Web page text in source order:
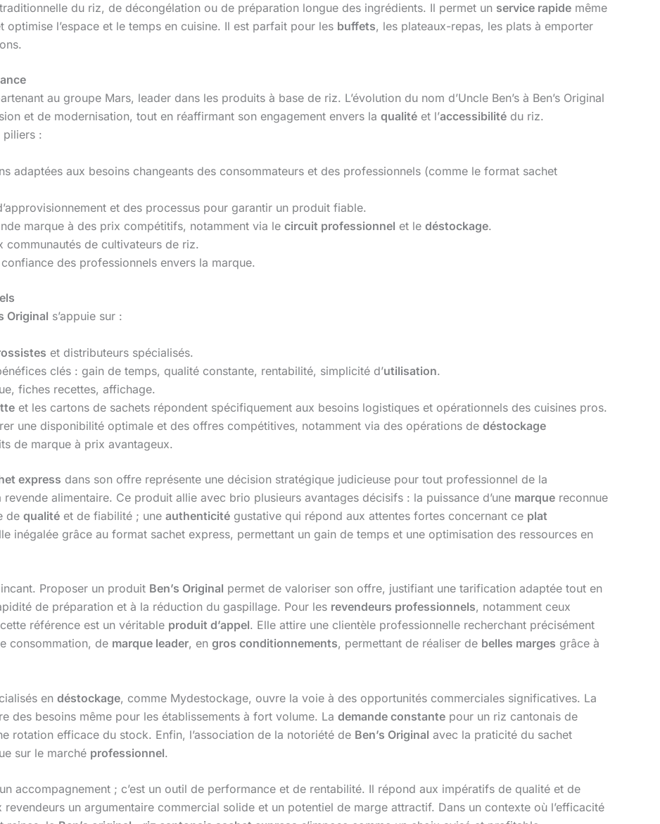
du riz, de décongélation ou de préparation longue des ingrédients. Il permet un service rapide même
l’espace et le temps en cuisine. Il est parfait pour les buffets, les plateaux-repas, les plats à emporter
au groupe Mars, leader dans les produits à base de riz. L’évolution du nom d’Uncle Ben’s à Ben’s Original
et de modernisation, tout en réaffirmant son engagement envers la qualité et l’accessibilité du riz.
piliers :
adaptées aux besoins changeants des consommateurs et des professionnels (comme le format sachet
et des processus pour garantir un produit fiable.
marque à des prix compétitifs, notamment via le circuit professionnel et le déstockage.
communautés de cultivateurs de riz.
des professionnels envers la marque.
Original s’appuie sur :
et distributeurs spécialisés.
clés : gain de temps, qualité constante, rentabilité, simplicité d’utilisation.
fiches recettes, affichage.
et les cartons de sachets répondent spécifiquement aux besoins logistiques et opérationnels des cuisines pros.
une disponibilité optimale et des offres compétitives, notamment via des opérations de déstockage
de marque à prix avantageux.
express dans son offre représente une décision stratégique judicieuse pour tout professionnel de la
alimentaire. Ce produit allie avec brio plusieurs avantages décisifs : la puissance d’une marque reconnue
de qualité et de fiabilité ; une authenticité gustative qui répond aux attentes fortes concernant ce plat
inégalée grâce au format sachet express, permettant un gain de temps et une optimisation des ressources en
Proposer un produit Ben’s Original permet de valoriser son offre, justifiant une tarification adaptée tout en
de préparation et à la réduction du gaspillage. Pour les revendeurs professionnels, notamment ceux
référence est un véritable produit d’appel. Elle attire une clientèle professionnelle recherchant précisément
consommation, de marque leader, en gros conditionnements, permettant de réaliser de belles marges grâce à
en déstockage, comme Mydestockage, ouvre la voie à des opportunités commerciales significatives. La
des besoins même pour les établissements à fort volume. La demande constante pour un riz cantonais de
rotation efficace du stock. Enfin, l’association de la notoriété de Ben’s Original avec la praticité du sachet
sur le marché professionnel.
accompagnement ; c’est un outil de performance et de rentabilité. Il répond aux impératifs de qualité et de
un argumentaire commercial solide et un potentiel de marge attractif. Dans un contexte où l’efficacité